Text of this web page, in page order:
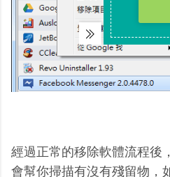
經過正常的移除軟體流程後
會幫你掃描有沒有殘留物，